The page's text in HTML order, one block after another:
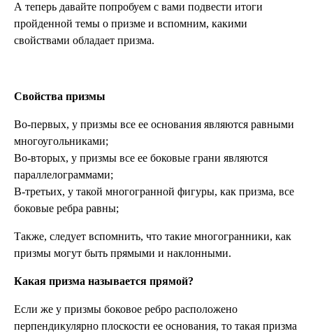
А теперь давайте попробуем с вами подвести итоги
пройденной темы о призме и вспомним, какими
свойствами обладает призма.
Свойства призмы
Во-первых, у призмы все ее основания являются равными
многоугольниками;
Во-вторых, у призмы все ее боковые грани являются
параллелограммами;
В-третьих, у такой многогранной фигуры, как призма, все
боковые ребра равны;
Также, следует вспомнить, что такие многогранники, как
призмы могут быть прямыми и наклонными.
Какая призма называется прямой?
Если же у призмы боковое ребро расположено
перпендикулярно плоскости ее основания, то такая призма